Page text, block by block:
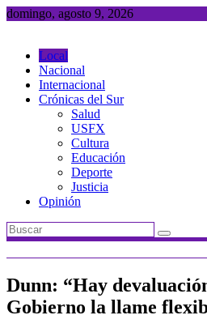
Saltar
domingo, agosto 9, 2026
Local
Nacional
Internacional
Crónicas del Sur
Salud
USFX
Cultura
Educación
Deporte
Justicia
Opinión
Dunn: “Hay
Gobierno la llame